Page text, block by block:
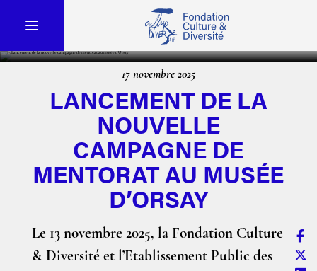
17 novembre 2025
LANCEMENT DE LA
NOUVELLE
CAMPAGNE DE
MENTORAT AU MUSÉE
D’ORSAY
Le 13 novembre 2025, la Fondation Culture
& Diversité et l’Etablissement Public des